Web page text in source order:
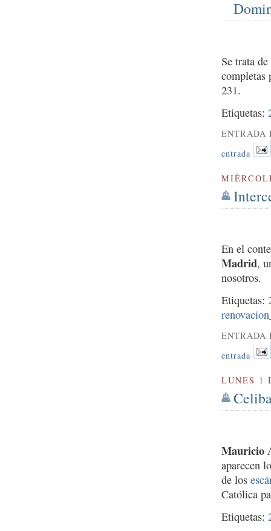
Se trata
completas
231.
Etiquetas:
ENTRADA
entrada
En el
Madrid,
nosotros.
Etiquetas:
ENTRADA
entrada
LUNES 1
Mauricio
aparecen
de los
Católica
Etiquetas: